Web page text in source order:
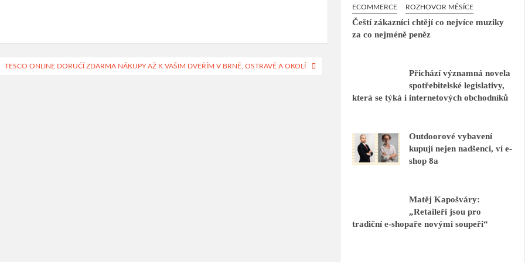
TESCO ONLINE DORUČÍ ZDARMA NÁKUPY AŽ K VAŠIM DVEŘÍM V BRNĚ, OSTRAVĚ A OKOLÍ
ECOMMERCE ROZHOVOR MĚSÍCE
Čeští zákazníci chtějí co nejvíce muziky
za co nejméně peněz
Přichází významná novela
spotřebitelské legislativy,
která se týká i internetových obchodníků
Outdoorové vybavení
kupují nejen nadšenci, ví e-
shop 8a
Matěj Kapošváry:
„Retaileři jsou pro
tradiční e-shopaře novými soupeři“